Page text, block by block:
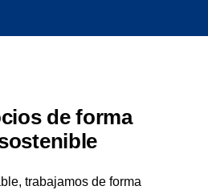
de forma
trabajamos de forma